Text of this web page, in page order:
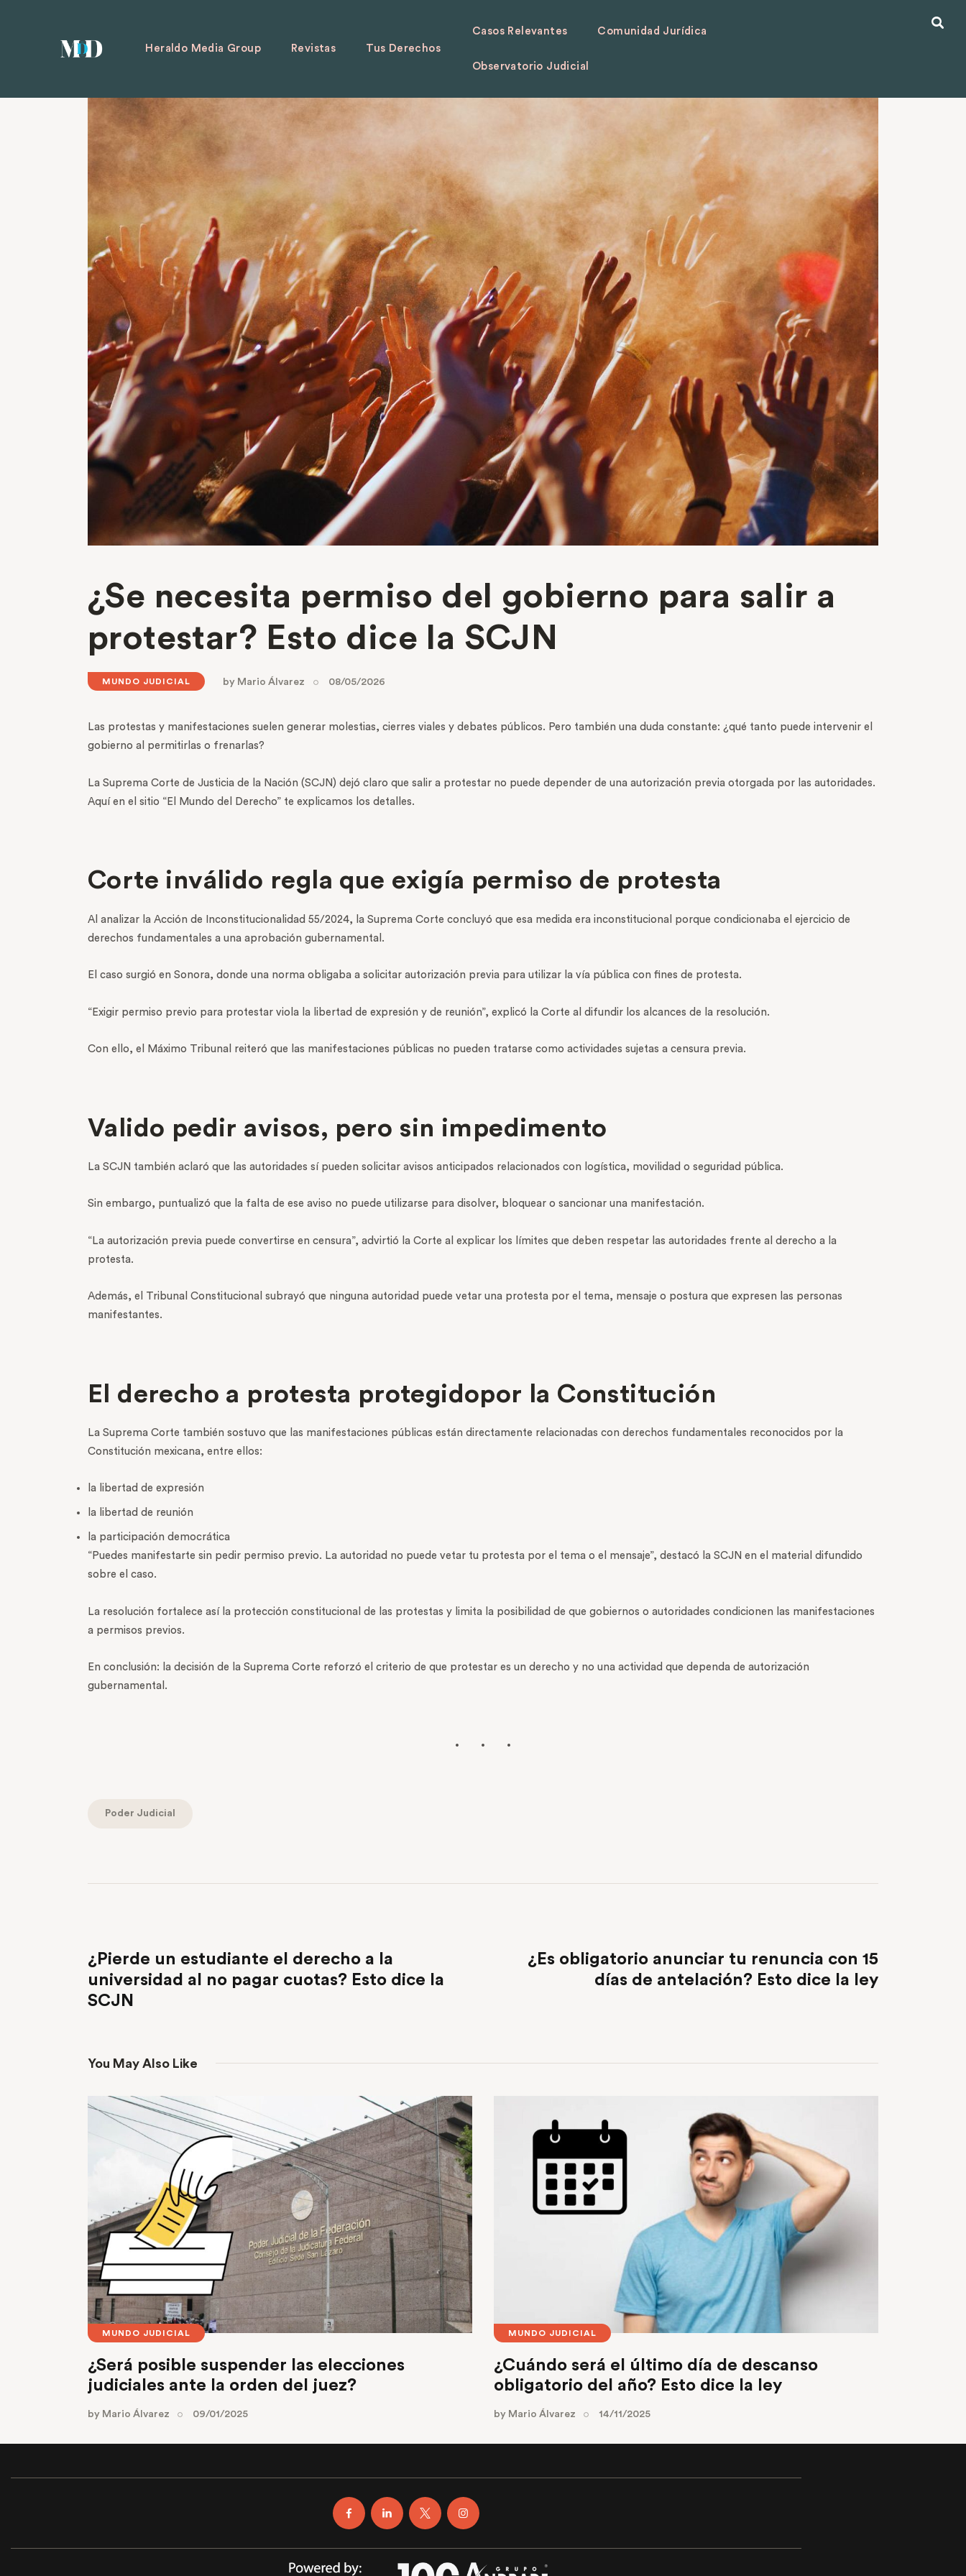
Heraldo Media Group Revistas Tus Derechos
Casos Relevantes Comunidad Jurídica
Observatorio Judicial
¿Se necesita permiso del gobierno para salir a
protestar? Esto dice la SCJN
MUNDO JUDICIAL by Mario Álvarez 08/05/2026
Las protestas y manifestaciones suelen generar molestias, cierres viales y debates públicos. Pero también una duda constante: ¿qué tanto puede intervenir el
gobierno al permitirlas o frenarlas?
La Suprema Corte de Justicia de la Nación (SCJN) dejó claro que salir a protestar no puede depender de una autorización previa otorgada por las autoridades.
Aquí en el sitio “El Mundo del Derecho” te explicamos los detalles.
Corte inválido regla que exigía permiso de protesta
Al analizar la Acción de Inconstitucionalidad 55/2024, la Suprema Corte concluyó que esa medida era inconstitucional porque condicionaba el ejercicio de
derechos fundamentales a una aprobación gubernamental.
El caso surgió en Sonora, donde una norma obligaba a solicitar autorización previa para utilizar la vía pública con fines de protesta.
“Exigir permiso previo para protestar viola la libertad de expresión y de reunión”, explicó la Corte al difundir los alcances de la resolución.
Con ello, el Máximo Tribunal reiteró que las manifestaciones públicas no pueden tratarse como actividades sujetas a censura previa.
Valido pedir avisos, pero sin impedimento
La SCJN también aclaró que las autoridades sí pueden solicitar avisos anticipados relacionados con logística, movilidad o seguridad pública.
Sin embargo, puntualizó que la falta de ese aviso no puede utilizarse para disolver, bloquear o sancionar una manifestación.
“La autorización previa puede convertirse en censura”, advirtió la Corte al explicar los límites que deben respetar las autoridades frente al derecho a la
protesta.
Además, el Tribunal Constitucional subrayó que ninguna autoridad puede vetar una protesta por el tema, mensaje o postura que expresen las personas
manifestantes.
El derecho a protesta protegidopor la Constitución
La Suprema Corte también sostuvo que las manifestaciones públicas están directamente relacionadas con derechos fundamentales reconocidos por la
Constitución mexicana, entre ellos:
la libertad de expresión
la libertad de reunión
la participación democrática
“Puedes manifestarte sin pedir permiso previo. La autoridad no puede vetar tu protesta por el tema o el mensaje”, destacó la SCJN en el material difundido
sobre el caso.
La resolución fortalece así la protección constitucional de las protestas y limita la posibilidad de que gobiernos o autoridades condicionen las manifestaciones
a permisos previos.
En conclusión: la decisión de la Suprema Corte reforzó el criterio de que protestar es un derecho y no una actividad que dependa de autorización
gubernamental.
Poder Judicial
¿Pierde un estudiante el derecho a la
universidad al no pagar cuotas? Esto dice la
SCJN
¿Es obligatorio anunciar tu renuncia con 15
días de antelación? Esto dice la ley
You May Also Like
MUNDO JUDICIAL
¿Será posible suspender las elecciones
judiciales ante la orden del juez?
by Mario Álvarez 09/01/2025
MUNDO JUDICIAL
¿Cuándo será el último día de descanso
obligatorio del año? Esto dice la ley
by Mario Álvarez 14/11/2025